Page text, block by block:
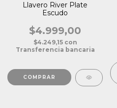
Llavero River Plate
Escudo
$4.999,00
$4.249,15 con
Transferencia bancaria